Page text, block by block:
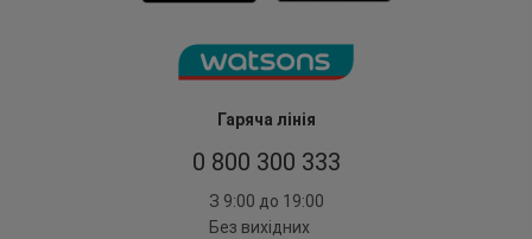
Гаряча лінія
0 800 300 333
З 9:00 до 19:00
Без вихідних